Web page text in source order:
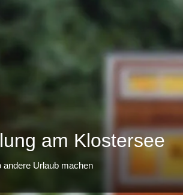
am Klostersee
andere Urlaub machen